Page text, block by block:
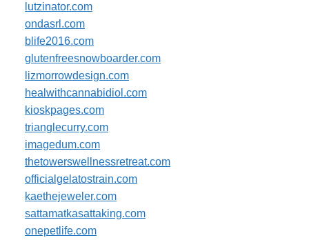
lutzinator.com
ondasrl.com
blife2016.com
glutenfreesnowboarder.com
lizmorrowdesign.com
healwithcannabidiol.com
kioskpages.com
trianglecurry.com
imagedum.com
thetowerswellnessretreat.com
officialgelatostrain.com
kaethejeweler.com
sattamatkasattaking.com
onepetlife.com